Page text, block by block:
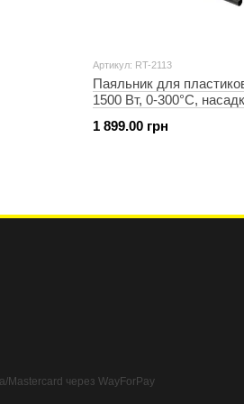
Артикул: RT-2113
Паяльник для
1500 Вт, 0-300°C,
INTERTOOL RT-2113
1 899.00 грн